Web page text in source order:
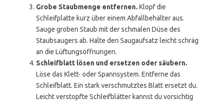
Grobe Staubmenge entfernen. Klopf die
Schleifplatte kurz über einem Abfallbehälter aus.
Sauge groben Staub mit der schmalen Düse des
Staubsaugers ab. Halte den Saugaufsatz leicht schräg
an die Lüftungsöffnungen.
Schleifblatt lösen und ersetzen oder säubern.
Löse das Klett- oder Spannsystem. Entferne das
Schleifblatt. Ein stark verschmutztes Blatt ersetzt du.
Leicht verstopfte Schleifblätter kannst du vorsichtig